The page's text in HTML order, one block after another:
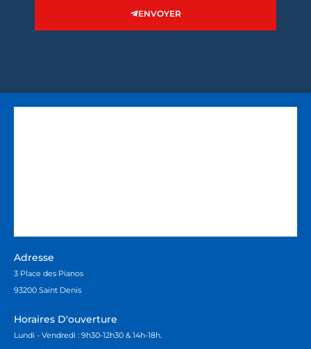
ENVOYER
Adresse
3 Place des Pianos
93200 Saint Denis
Horaires D'ouverture
Lundi - Vendredi : 9h30-12h30 & 14h-18h.